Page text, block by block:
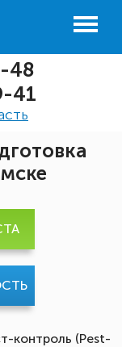
48
41
контроль (Pest-